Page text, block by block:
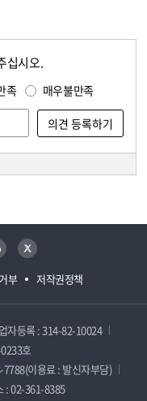
십시오.
족 매우불만족
부 저작권정책
트위터
자등록 : 314-82-10024
호
이용료 : 발신자부담)
: 02-361-8385